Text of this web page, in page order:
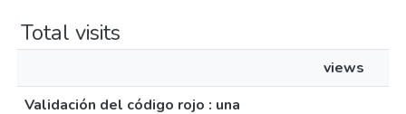
Total visits
views
Validación del código rojo : una